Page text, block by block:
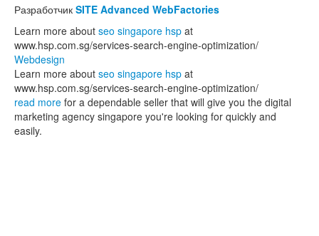
Разработчик SITE Advanced WebFactories
Learn more about seo singapore hsp at
www.hsp.com.sg/services-search-engine-optimization/
Webdesign
Learn more about seo singapore hsp at
www.hsp.com.sg/services-search-engine-optimization/
read more for a dependable seller that will give you the digital
marketing agency singapore you're looking for quickly and
easily.